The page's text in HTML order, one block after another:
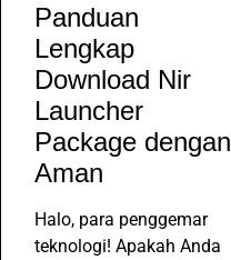
Panduan
Lengkap
Download Nir
Launcher
Package dengan
Aman
Halo, para penggemar
teknologi! Apakah Anda